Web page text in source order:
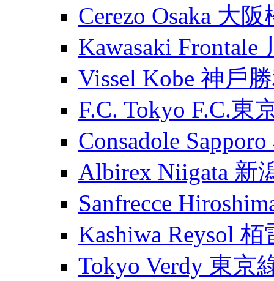
Cerezo Osaka 大
Kawasaki Frontale
Vissel Kobe 神戶
F.C. Tokyo F.C.東
Consadole
Albirex Niigata 新
Sanfrecce
Kashiwa Reysol
Tokyo Verdy 東京